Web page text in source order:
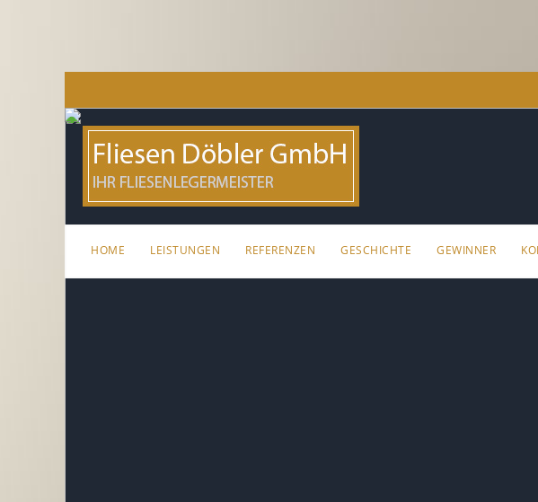
HOME LEISTUNGEN REFERENZEN GESCHICHTE GEWINNER